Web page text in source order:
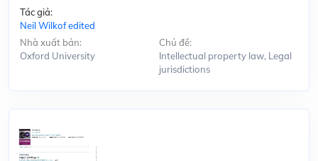
Tác giả:
Neil Wilkof edited
Nhà xuất bản:
Oxford University
Chủ đề:
Intellectual property law, Legal
jurisdictions